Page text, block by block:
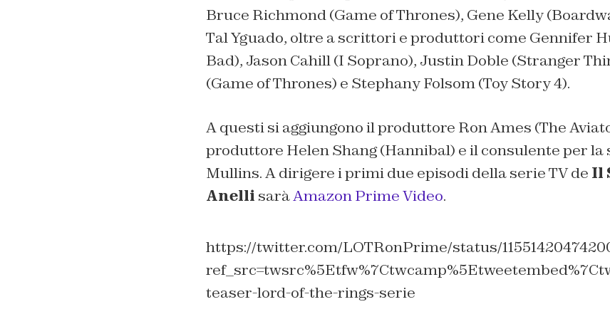
Bruce Richmond (Game of Thrones), Gene Kelly (
Tal Yguado, oltre a scrittori e produttori come Gennifer
Bad), Jason Cahill (I Soprano), Justin Doble (Stranger
(Game of Thrones) e Stephany Folsom (Toy Story 4).
A questi si aggiungono il produttore Ron Ames (The
produttore Helen Shang (Hannibal) e il consulente per
Mullins. A dirigere i primi due episodi della serie TV de Il
Anelli saràAmazon Prime Video.
https://twitter.com/LOTRonPrime/status/
teaser-lord-of-the-rings-serie